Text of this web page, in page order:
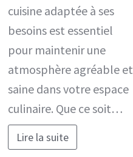
cuisine adaptée à ses
besoins est essentiel
pour maintenir une
atmosphère agréable et
saine dans votre espace
culinaire. Que ce soit…
Lire la suite